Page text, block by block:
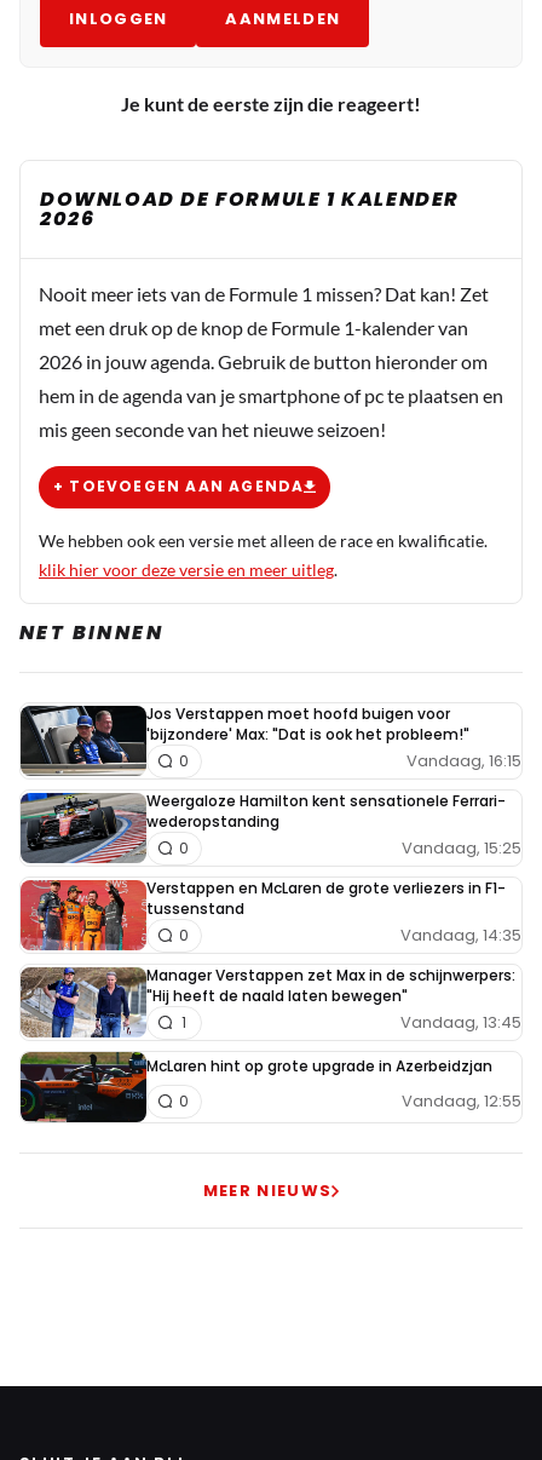
INLOGGEN AANMELDEN
Je kunt de eerste zijn die reageert!
DOWNLOAD DE FORMULE 1 KALENDER
2026
Nooit meer iets van de Formule 1 missen? Dat kan! Zet
met een druk op de knop de Formule 1-kalender van
2026 in jouw agenda. Gebruik de button hieronder om
hem in de agenda van je smartphone of pc te plaatsen en
mis geen seconde van het nieuwe seizoen!
+ TOEVOEGEN AAN AGENDA
We hebben ook een versie met alleen de race en kwalificatie.
klik hier voor deze versie en meer uitleg.
NET BINNEN
Jos Verstappen moet hoofd buigen voor
'bijzondere' Max: "Dat is ook het probleem!"
Vandaag, 16:15
0
Weergaloze Hamilton kent sensationele Ferrari-
wederopstanding
Vandaag, 15:25
0
Verstappen en McLaren de grote verliezers in F1-
tussenstand
Vandaag, 14:35
0
Manager Verstappen zet Max in de schijnwerpers:
"Hij heeft de naald laten bewegen"
Vandaag, 13:45
1
McLaren hint op grote upgrade in Azerbeidzjan
Vandaag, 12:55
0
MEER NIEUWS